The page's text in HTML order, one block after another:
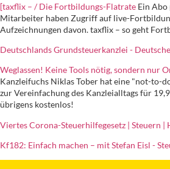
[taxflix – / Die Fortbildungs-Flatrate Ein
Mitarbeiter haben Zugriff auf live-
Aufzeichnungen davon. taxflix – so geht
Deutschlands Grundsteuerkanzlei -
Weglassen! Keine Tools nötig, sondern nur
Kanzleifuchs Niklas Tober hat eine "not-to-
zur Vereinfachung des Kanzleialltags für
übrigens kostenlos!
Viertes Corona-Steuerhilfegesetz | Steuern |
Kf182: Einfach machen – mit Stefan Eisl -